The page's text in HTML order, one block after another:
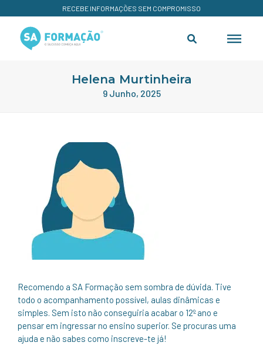
RECEBE INFORMAÇÕES SEM COMPROMISSO
Helena Murtinheira
9 Junho, 2025
Recomendo a SA Formação sem sombra de dúvida. Tive
todo o acompanhamento possível, aulas dinâmicas e
simples. Sem isto não conseguiria acabar o 12º ano e
pensar em ingressar no ensino superior. Se procuras uma
ajuda e não sabes como inscreve-te já!